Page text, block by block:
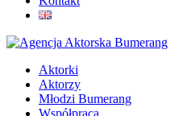
Aktorki
Aktorzy
Młodzi Bumerang
Współpraca